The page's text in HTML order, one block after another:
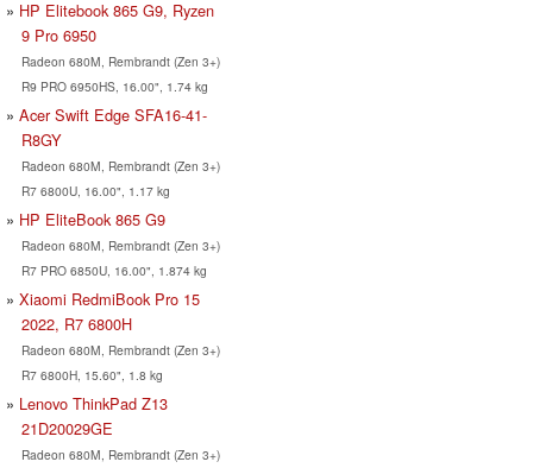
HP Elitebook 865 G9, Ryzen
9 Pro 6950
Radeon 680M, Rembrandt (Zen 3+)
R9 PRO 6950HS, 16.00", 1.74 kg
Acer Swift Edge SFA16-41-
R8GY
Radeon 680M, Rembrandt (Zen 3+)
R7 6800U, 16.00", 1.17 kg
HP EliteBook 865 G9
Radeon 680M, Rembrandt (Zen 3+)
R7 PRO 6850U, 16.00", 1.874 kg
Xiaomi RedmiBook Pro 15
2022, R7 6800H
Radeon 680M, Rembrandt (Zen 3+)
R7 6800H, 15.60", 1.8 kg
Lenovo ThinkPad Z13
21D20029GE
Radeon 680M, Rembrandt (Zen 3+)